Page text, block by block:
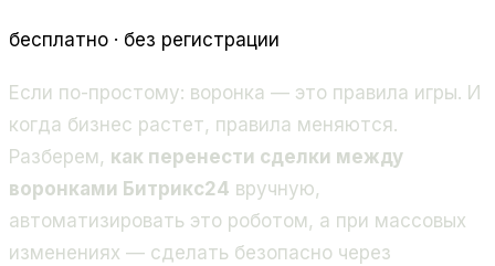
бесплатно · без регистрации
Если по-простому: воронка — это правила игры. И
когда бизнес растет, правила меняются.
Разберем, как перенести сделки между
воронками Битрикс24 вручную,
автоматизировать это роботом, а при массовых
изменениях — сделать безопасно через